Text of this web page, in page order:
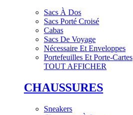
Sacs À Dos
Sacs Porté Croisé
Cabas
Sacs De Voyage
Nécessaire Et Enveloppes
Portefeuilles Et Porte-Cartes
TOUT AFFICHER
CHAUSSURES
Sneakers